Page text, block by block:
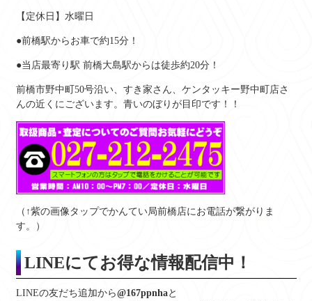
【定休日】水曜日
●前橋駅からお車で約15分！
●当店最寄り駅 前橋大島駅からは徒歩約20分！
前橋市野中町50号沿い、すき家さん、ケンタッキー野中町店さ
んの近くにございます。青いのぼりが目印です！！
（↑紫の画像タップでかんてい局前橋店にお電話が繋がりま
す。）
LINEにてお得な情報配信中！
LINEの友だち追加から@167ppnhaと